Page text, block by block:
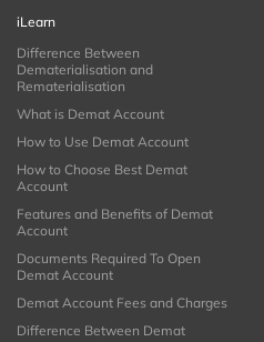
iLearn
Difference Between
Dematerialisation and
Rematerialisation
What is Demat Account
How to Use Demat Account
How to Choose Best Demat
Account
Features and Benefits of Demat
Account
Documents Required To Open
Demat Account
Demat Account Fees and Charges
Difference Between Demat